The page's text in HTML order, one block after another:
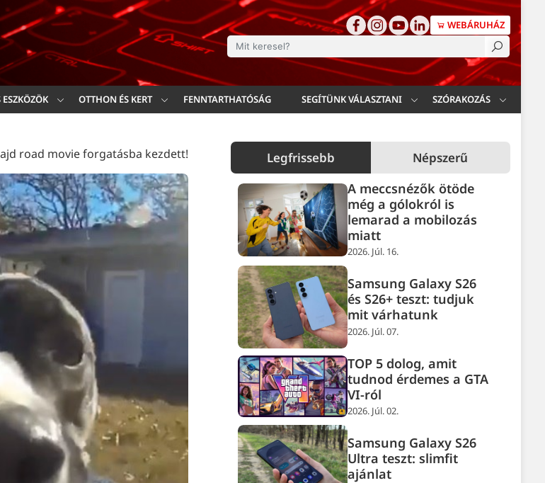
WEBÁRUHÁZ
Keresés
OTTHON ÉS KERT FENNTARTHATÓSÁG SEGÍTÜNK VÁLASZTANI SZÓRAKOZÁS
road movie forgatásba kezdett! Legfrissebb Népszerű
A meccsnézők ötöde
még a gólokról is
lemarad a mobilozás
miatt
2026. Júl. 16.
Samsung Galaxy S26
és S26+ teszt: tudjuk
mit várhatunk
2026. Júl. 07.
TOP 5 dolog, amit
tudnod érdemes a GTA
VI-ról
2026. Júl. 02.
Samsung Galaxy S26
Ultra teszt: slimfit
ajánlat